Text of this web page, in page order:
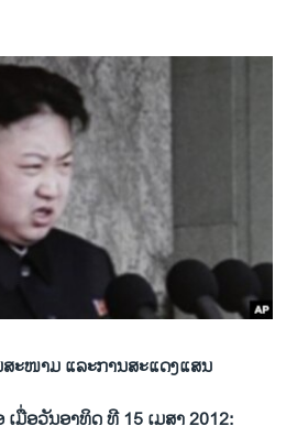
ສະໜາມ ແລະການສະແດງແສນ
ມື່ອວັນອາທິດ ທີ 15 ເມສາ 2012: